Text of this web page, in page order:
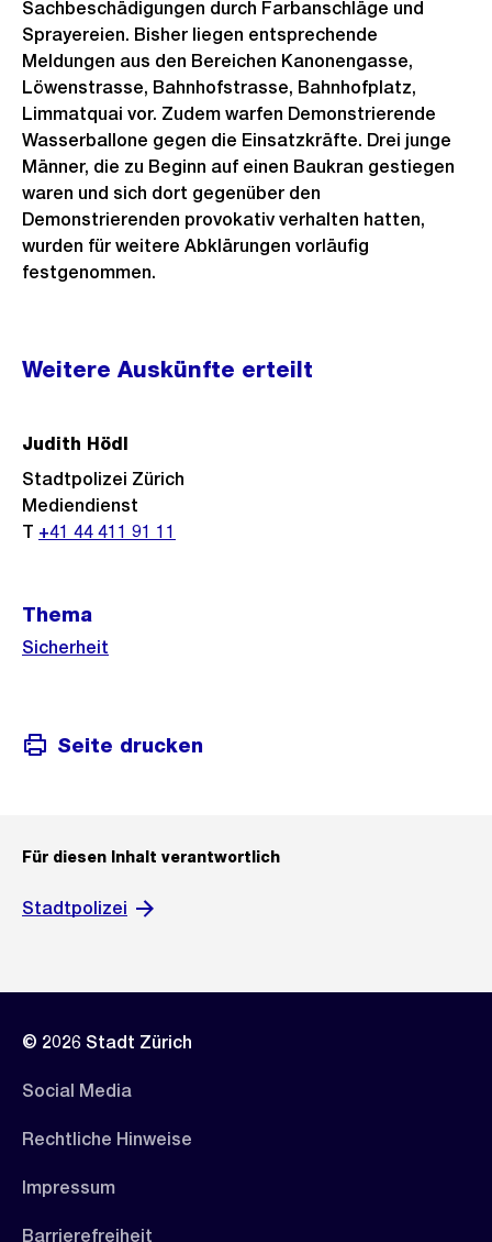
Sachbeschädigungen durch Farbanschläge und
Sprayereien. Bisher liegen entsprechende
Meldungen aus den Bereichen Kanonengasse,
Löwenstrasse, Bahnhofstrasse, Bahnhofplatz,
Limmatquai vor. Zudem warfen Demonstrierende
Wasserballone gegen die Einsatzkräfte. Drei junge
Männer, die zu Beginn auf einen Baukran gestiegen
waren und sich dort gegenüber den
Demonstrierenden provokativ verhalten hatten,
wurden für weitere Abklärungen vorläufig
festgenommen.
Weitere
Informationen
Weitere Auskünfte erteilt
Judith Hödl
Stadtpolizei Zürich
Mediendienst
T +41 44 411 91 11
Thema
Sicherheit
Seite drucken
Für diesen Inhalt verantwortlich
Stadtpolizei
© 2026 Stadt Zürich
Social Media
Rechtliche Hinweise
Impressum
Barrierefreiheit